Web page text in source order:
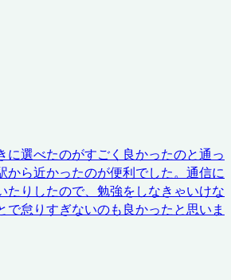
に選べたのがすごく良かったのと通っ
から近かったのが便利でした。通信に
たりしたので、勉強をしなきゃいけな
で怠りすぎないのも良かったと思いま